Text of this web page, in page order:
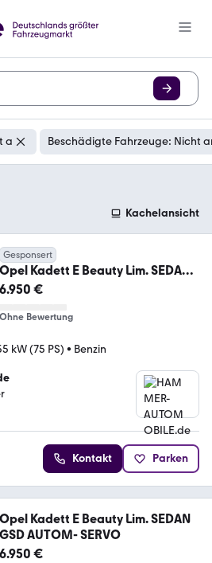
a Beschädigte Fahrzeuge: Nicht
Kachelansicht
Gesponsert
Opel Kadett E Beauty Lim. SEDAN
GSD AUTOM- SERVO
6.950 €
Ohne Bewertung
kW (75 PS) • Benzin
Kontakt Parken
Opel Kadett E Beauty Lim. SEDAN
GSD AUTOM- SERVO
6.950 €